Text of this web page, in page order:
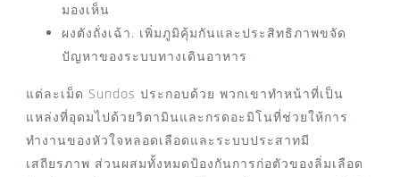
มองเห็น
ผงตังถั่งเฉ้า. เพิ่มภูมิคุ้มกันและประสิทธิภาพขจัด
ปัญหาของระบบทางเดินอาหาร
แต่ละเม็ด Sundos ประกอบด้วย พวกเขาทำหน้าที่เป็น
แหล่งที่อุดมไปด้วยวิตามินและกรดอะมิโนที่ช่วยให้การ
ทำงานของหัวใจหลอดเลือดและระบบประสาทมี
เสถียรภาพ ส่วนผสมทั้งหมดป้องกันการก่อตัวของลิ่มเลือด